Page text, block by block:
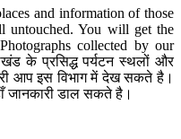
and information of those
untouched. You will get the
collected by our
के प्रसिद्ध पर्यटन स्थलों और
आप इस विभाग में देख सकते है।
डाल सकते है।